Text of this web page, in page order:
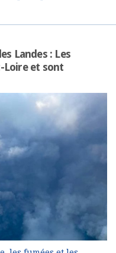
Landes : Les
Loire et sont